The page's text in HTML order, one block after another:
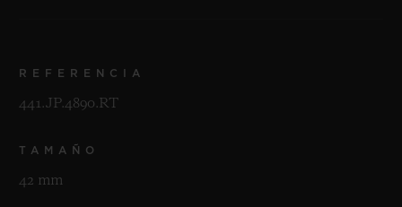
REFERENCIA
441.JP.4890.RT
TAMAÑO
42 mm